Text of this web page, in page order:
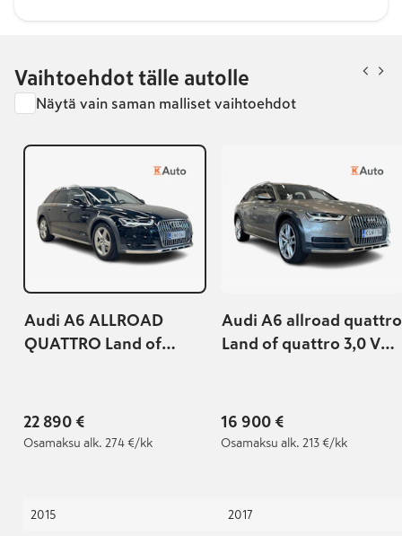
Vaihtoehdot tälle autolle
Näytä vain saman malliset vaihtoehdot
Audi A6 ALLROAD
QUATTRO Land of
tronic
22 890 €
Osamaksu alk. 274 €/kk
2015
Audi A6 allroad quattro
Land of quattro 3,0 V6
16 900 €
Osamaksu alk. 213 €/kk
2017